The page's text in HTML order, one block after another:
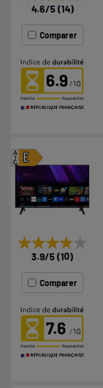
4.6/5 (14)
Comparer
6.9
E
A
G
★★★★★
★★★★★
3.9/5 (10)
Comparer
7.6